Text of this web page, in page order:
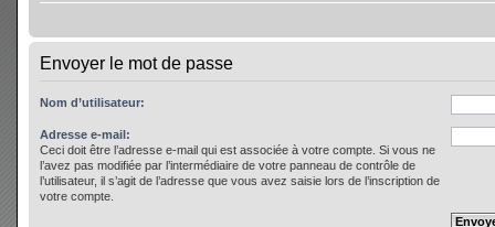
Envoyer le mot de passe
Nom d’utilisateur:
Adresse e-mail:
Ceci doit être l’adresse e-mail qui est associée à votre compte. Si vous ne
l’avez pas modifiée par l’intermédiaire de votre panneau de contrôle de
l’utilisateur, il s’agit de l’adresse que vous avez saisie lors de l’inscription de
votre compte.